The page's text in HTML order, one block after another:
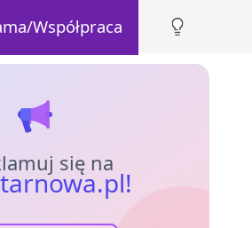
Współpraca
się na